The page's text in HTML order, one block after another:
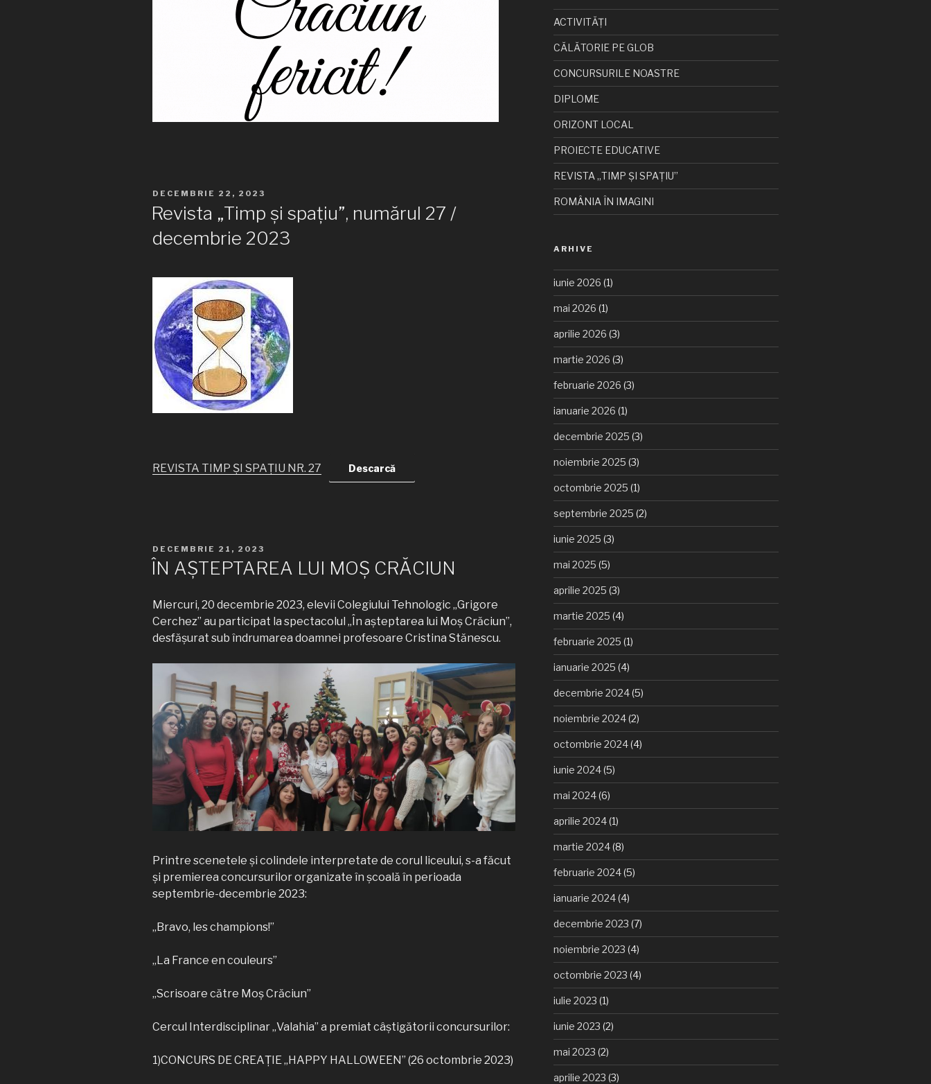
PUBLICAT
DECEMBRIE 22, 2023
Revista „Timp și spațiu”, numărul 27 /
decembrie 2023
REVISTA TIMP ȘI SPAȚIU NR. 27 Descarcă
PUBLICAT
PE
DECEMBRIE 21, 2023
ÎN AȘTEPTAREA LUI MOȘ CRĂCIUN
Miercuri, 20 decembrie 2023, elevii Colegiului Tehnologic „Grigore
Cerchez” au participat la spectacolul „În așteptarea lui Moș Crăciun”,
desfășurat sub îndrumarea doamnei profesoare Cristina Stănescu.
Printre scenetele și colindele interpretate de corul liceului, s-a făcut
și premierea concursurilor organizate în școală în perioada
septembrie-decembrie 2023:
„Bravo, les champions!”
„La France en couleurs”
„Scrisoare către Moș Crăciun”
Cercul Interdisciplinar „Valahia” a premiat câștigătorii concursurilor:
1)CONCURS DE CREAȚIE „HAPPY HALLOWEEN” (26 octombrie 2023)
ACTIVITĂȚI
CĂLĂTORIE PE GLOB
CONCURSURILE NOASTRE
DIPLOME
ORIZONT LOCAL
PROIECTE EDUCATIVE
REVISTA „TIMP ȘI SPAȚIU”
ROMÂNIA ÎN IMAGINI
ARHIVE
iunie 2026 (1)
mai 2026 (1)
aprilie 2026 (3)
martie 2026 (3)
februarie 2026 (3)
ianuarie 2026 (1)
decembrie 2025 (3)
noiembrie 2025 (3)
octombrie 2025 (1)
septembrie 2025 (2)
iunie 2025 (3)
mai 2025 (5)
aprilie 2025 (3)
martie 2025 (4)
februarie 2025 (1)
ianuarie 2025 (4)
decembrie 2024(5)
noiembrie 2024(2)
octombrie 2024(4)
iunie 2024(5)
mai 2024(6)
aprilie 2024(1)
martie 2024(8)
februarie 2024(5)
ianuarie 2024(4)
decembrie 2023 (7)
noiembrie 2023 (4)
octombrie 2023 (4)
iulie 2023 (1)
iunie 2023 (2)
mai 2023 (2)
aprilie 2023 (3)